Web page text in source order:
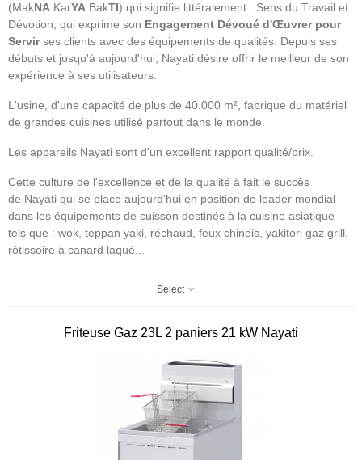
(MakNA KarYA BakTI) qui signifie littéralement : Sens du Travail et
Dévotion, qui exprime son Engagement Dévoué d'Œuvrer pour
Servirses clients avec des équipements de qualités. Depuis ses
débuts et jusqu'à aujourd'hui, Nayati désire offrir le meilleur de son
expérience à ses utilisateurs.
L'usine, d'une capacité de plus de 40.000 m², fabrique du matériel
de grandes cuisines utilisé partout dans le monde.
Les appareils Nayati sont d'un excellent rapport qualité/prix.
Cette culture de l'excellence et de la qualité à fait le succès
de Nayati qui se place aujourd'hui en position de leader mondial
dans les équipements de cuisson destinés à la cuisine asiatique
tels que : wok, teppan yaki, réchaud, feux chinois, yakitori gaz grill,
rôtissoire à canard laqué...
Select
Friteuse Gaz 23L 2 paniers 21 kW Nayati